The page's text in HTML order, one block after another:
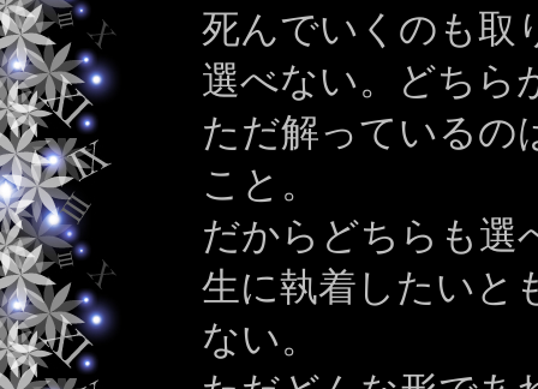
死んでいくのも取
選べない。どちら
ただ解っているの
こと。
だからどちらも選
生に執着したいと
ない。